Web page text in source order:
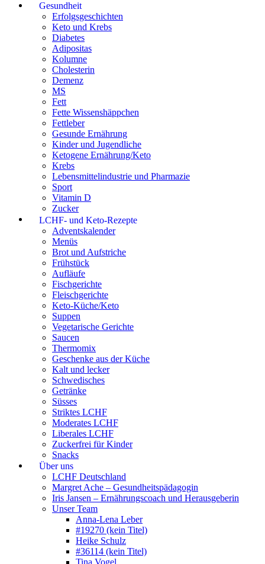
Gesundheit
Erfolgsgeschichten
Keto und Krebs
Diabetes
Adipositas
Kolumne
Cholesterin
Demenz
MS
Fett
Fette Wissenshäppchen
Fettleber
Gesunde Ernährung
Kinder und Jugendliche
Ketogene Ernährung/Keto
Krebs
Lebensmittelindustrie und Pharmazie
Sport
Vitamin D
Zucker
LCHF- und Keto-Rezepte
Adventskalender
Menüs
Brot und Aufstriche
Frühstück
Aufläufe
Fischgerichte
Fleischgerichte
Keto-Küche/Keto
Suppen
Vegetarische Gerichte
Saucen
Thermomix
Geschenke aus der Küche
Kalt und lecker
Schwedisches
Getränke
Süsses
Striktes LCHF
Moderates LCHF
Liberales LCHF
Zuckerfrei für Kinder
Snacks
Über uns
LCHF Deutschland
Margret Ache – Gesundheitspädagogin
Iris Jansen – Ernährungscoach und Herausgeberin
Unser Team
Anna-Lena Leber
#19270 (kein Titel)
Heike Schulz
#36114 (kein Titel)
Tina Vogel